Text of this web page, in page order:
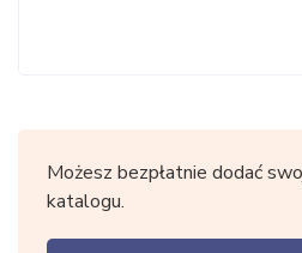
Możesz bezpłatnie dodać
katalogu.